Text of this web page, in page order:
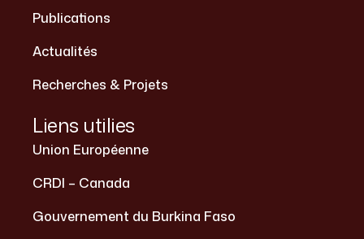
Publications
Actualités
Recherches & Projets
Liens utilies
Union Européenne
CRDI – Canada
Gouvernement du Burkina Faso